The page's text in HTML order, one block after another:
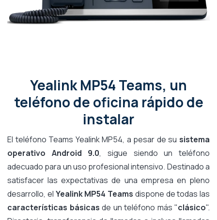
Yealink MP54 Teams, un
teléfono de oficina rápido de
instalar
El teléfono Teams Yealink MP54, a pesar de su sistema
operativo Android 9.0, sigue siendo un teléfono
adecuado para un uso profesional intensivo. Destinado a
satisfacer las expectativas de una empresa en pleno
desarrollo, el Yealink MP54 Teams dispone de todas las
características básicas de un teléfono más "clásico".